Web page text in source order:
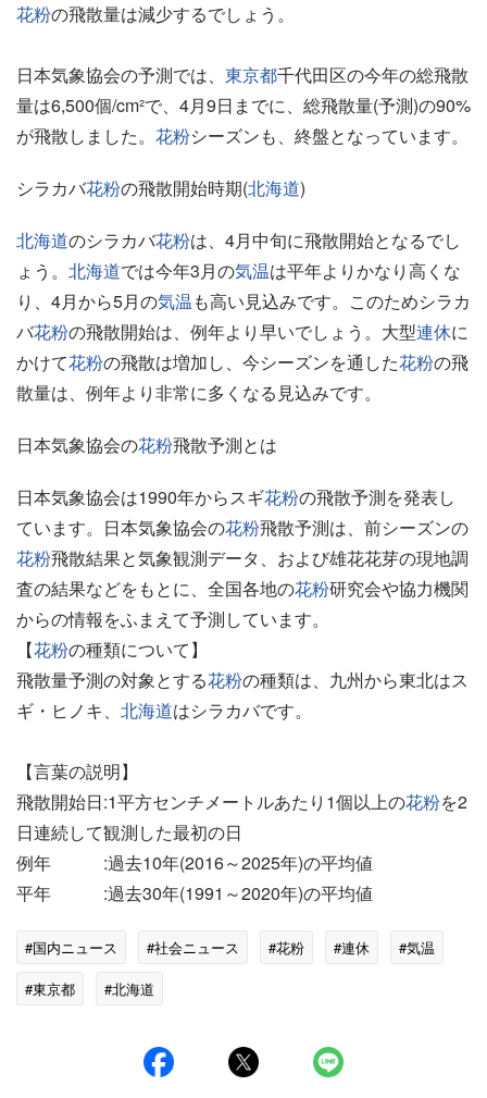
花粉の飛散量は減少するでしょう。
日本気象協会の予測では、 東京都千代田区の今年の総飛散
量は6,500個/cm²で、4月9日までに、総飛散量(予測)の90%
が飛散しました。 花粉シーズンも、終盤となっています。
シラカバ花粉の飛散開始時期(北海道)
北海道のシラカバ花粉は、4月中旬に飛散開始となるでし
ょう。 北海道では今年3月の気温は平年よりかなり高くな
り、4月から5月の気温も高い見込みです。このためシラカ
バ花粉の飛散開始は、例年より早いでしょう。大型連休に
かけて花粉の飛散は増加し、今シーズンを通した花粉の飛
散量は、例年より非常に多くなる見込みです。
日本気象協会の花粉飛散予測とは
日本気象協会は1990年からスギ花粉の飛散予測を発表し
ています。日本気象協会の花粉飛散予測は、前シーズンの
花粉飛散結果と気象観測データ、および雄花花芽の現地調
査の結果などをもとに、全国各地の花粉研究会や協力機関
からの情報をふまえて予測しています。
【花粉の種類について】
飛散量予測の対象とする花粉の種類は、九州から東北はス
ギ・ヒノキ、 北海道はシラカバです。
【言葉の説明】
飛散開始日:1平方センチメートルあたり1個以上の花粉を2
日連続して観測した最初の日
例年 :過去10年(2016～2025年)の平均値
平年 :過去30年(1991～2020年)の平均値
#国内ニュース #社会ニュース #花粉 #連休
#気温
#東京都
#北海道